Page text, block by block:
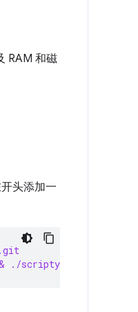
RAM 和磁
头添加一
./scriptyMcScriptFace.sh